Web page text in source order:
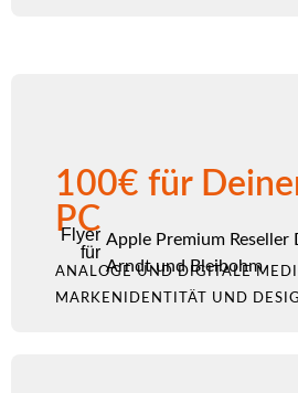
100€ für
PC
Flyer
für
Apple Premium Reseller
Arndt und Bleibohm
ANALOGE UND DIGITALE
MARKENIDENTITÄT UND